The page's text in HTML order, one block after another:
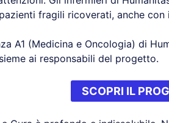
fragili ricoverati, anche
A1 (Medicina e Oncologia) di
ai responsabili del progetto.
SCOPRI IL